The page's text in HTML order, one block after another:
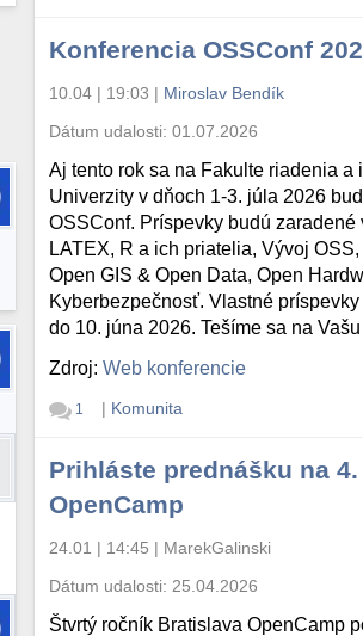
Konferencia OSSConf
10.04 | 19:03 | Miroslav Bendík
Dátum udalosti:01.07.2026
Aj tento rok sa na Fakulte riadenia a
Univerzity v dňoch 1-3. júla 2026
OSSConf. Príspevky budú zaradené
LATEX, R a ich priatelia, Vývoj
Open GIS & Open Data, Open
Kyberbezpečnosť. Vlastné
do 10. júna 2026. Tešíme sa na
Zdroj:Web konferencie
1 | Komunita
Prihláste prednášku na
OpenCamp
24.01 | 14:45 | MarekGalinski
Dátum udalosti: 25.04.2026
Štvrtý ročník Bratislava OpenCamp